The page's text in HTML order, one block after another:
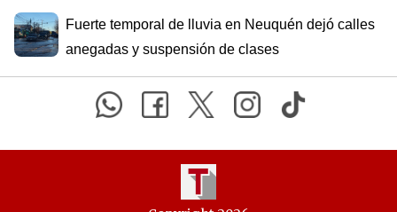
Fuerte temporal de lluvia en Neuquén dejó calles
anegadas y suspensión de clases